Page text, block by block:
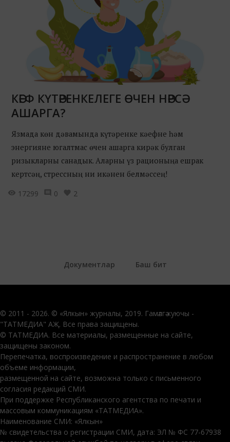
КӘЕФ КҮТӘРЕНКЕЛЕГЕ ӨЧЕН НӘРСӘ
АШАРГА?
Язмада көн дәвамында күтәренке кәефне һәм
энергияне югалтмас өчен ашарга кирәк булган
ризыкларны санадык. Аларны үз рационыңа ешрак
кертсәң, стрессның ни икәнен белмәссең!
17299
0 2
Документлар Баш бит
© 2011 - 2026. © «Ялкын» журналы, 2019. Гамәлгә куючы -
"ТАТМЕДИА" АҖ. Все права защищены.
© ТАТМЕДИА. Все материалы, размещенные на сайте,
защищены законом.
Перепечатка, воспроизведение и распространение в любом
объеме информации,
размещенной на сайте, возможна только с письменного
согласия редакций СМИ.
При поддержке Республиканского агентства по печати и
массовым коммуникациям «ТАТМЕДИА».
Наименование СМИ: «Ялкын»
№ свидетельства о регистрации СМИ, дата: ЭЛ № ФС 77-67938